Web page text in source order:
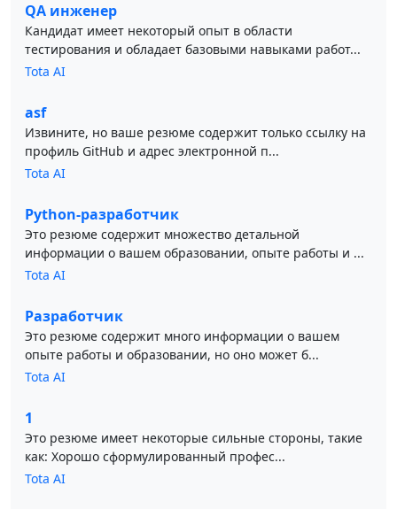
QA инженер
Кандидат имеет некоторый опыт в области
тестирования и обладает базовыми навыками работ...
Tota AI
asf
Извините, но ваше резюме содержит только ссылку на
профиль GitHub и адрес электронной п...
Tota AI
Python-разработчик
Это резюме содержит множество детальной
информации о вашем образовании, опыте работы и ...
Tota AI
Разработчик
Это резюме содержит много информации о вашем
опыте работы и образовании, но оно может б...
Tota AI
1
Это резюме имеет некоторые сильные стороны, такие
как: Хорошо сформулированный профес...
Tota AI